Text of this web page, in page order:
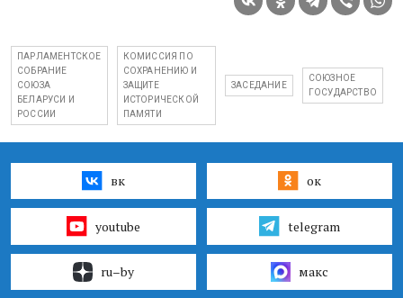
ПАРЛАМЕНТСКОЕ
СОБРАНИЕ
СОЮЗА
БЕЛАРУСИ И
РОССИИ
КОМИССИЯ ПО
СОХРАНЕНИЮ И
ЗАЩИТЕ
ИСТОРИЧЕСКОЙ
ПАМЯТИ
ЗАСЕДАНИЕ
СОЮЗНОЕ
ГОСУДАРСТВО
вк ок
youtube telegram
ru–by макс